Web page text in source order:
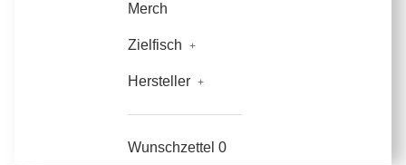
Merch
Zielfisch
Hersteller
Wunschzettel 0